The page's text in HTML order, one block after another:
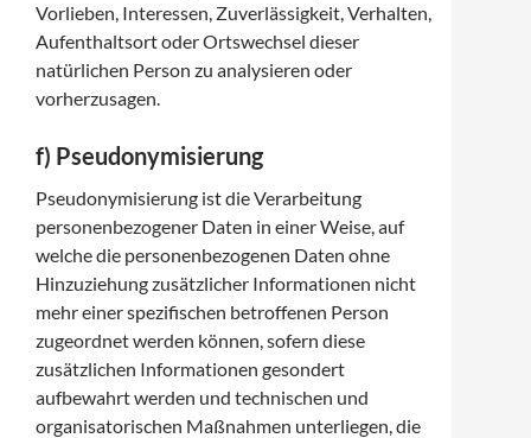
Vorlieben, Interessen, Zuverlässigkeit, Verhalten,
Aufenthaltsort oder Ortswechsel dieser
natürlichen Person zu analysieren oder
vorherzusagen.
f) Pseudonymisierung
Pseudonymisierung ist die Verarbeitung
personenbezogener Daten in einer Weise, auf
welche die personenbezogenen Daten ohne
Hinzuziehung zusätzlicher Informationen nicht
mehr einer spezifischen betroffenen Person
zugeordnet werden können, sofern diese
zusätzlichen Informationen gesondert
aufbewahrt werden und technischen und
organisatorischen Maßnahmen unterliegen, die